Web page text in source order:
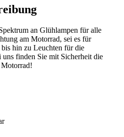
an Glühlampen für alle
am Motorrad, sei es für
hin zu Leuchten für die
finden Sie mit Sicherheit die